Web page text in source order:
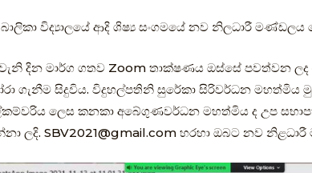
විද්‍යාලයේ ආදි ශිෂ්‍ය සංගමයේ නව නිලධාරී
දින මාර්ග ගතව Zoom තාක්ෂණය ඔස්සේ පවත්වන ලද
ගැනීම සිදුවිය. විදුහල්පතිනි සුරේකා සිරිවර්ධන මහත්මිය
ලෙස කනකා අබේගුණවර්ධන මහත්මිය ද උප
ලදි.SBV2021@gmail.com හරහා ඔබට නව